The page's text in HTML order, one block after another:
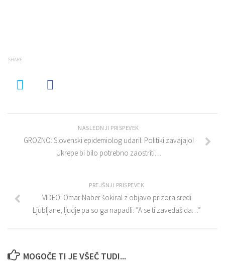
SHARE
NASLEDNJI PRISPEVEK
GROZNO: Slovenski epidemiolog udaril: Politiki zavajajo!
Ukrepe bi bilo potrebno zaostriti…
PREJŠNJI PRISPEVEK
VIDEO: Omar Naber šokiral z objavo prizora sredi
Ljubljane, ljudje pa so ga napadli: ”A se ti zavedaš da…”
MOGOČE TI JE VŠEČ TUDI...